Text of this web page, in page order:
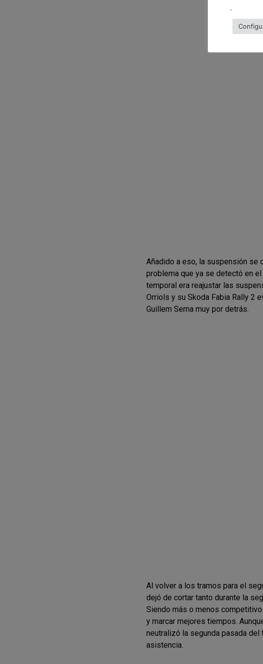
Añadido a eso, la suspensión se
problema que ya se detectó en
temporal era reajustar las
Orriols y su Skoda Fabia Rally 2
Guillem Serna muy por detrás.
Al volver a los tramos para el
dejó de cortar tanto durante la
Siendo más o menos
y marcar mejores tiempos.
neutralizó la segunda pasada
asistencia.
.